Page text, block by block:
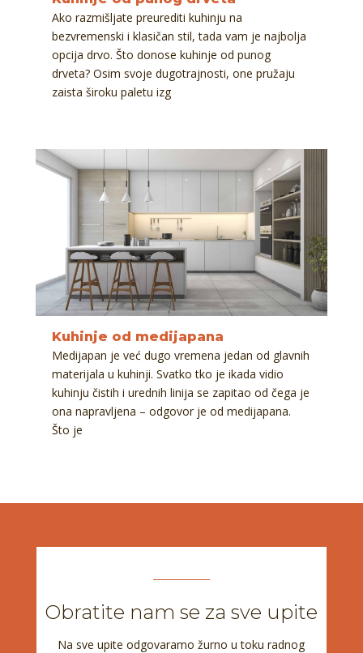
Ako razmišljate preurediti kuhinju na
bezvremenski i klasičan stil, tada vam je najbolja
opcija drvo. Što donose kuhinje od punog
drveta? Osim svoje dugotrajnosti, one pružaju
zaista široku paletu izg
Kuhinje od medijapana
Medijapan je već dugo vremena jedan od glavnih
materijala u kuhinji. Svatko tko je ikada vidio
kuhinju čistih i urednih linija se zapitao od čega je
ona napravljena – odgovor je od medijapana.
Što je
Obratite nam se za sve upite
Na sve upite odgovaramo žurno u toku radnog